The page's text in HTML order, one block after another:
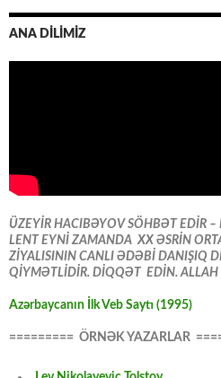
ANA DİLİMİZ
ÜZEYİR HACIBƏYOV SÖHBƏT EDİR
LENT EYNİ ZAMANDA XX ƏSRİN
ZİYALISININ CANLI ƏDƏBİ DANIŞIQ
QİYMƏTLİDİR. DİQQƏT EDİN.
Azərbaycanın İlk Veb Saytı (1995)
========= ÖRNƏK YAZARLAR